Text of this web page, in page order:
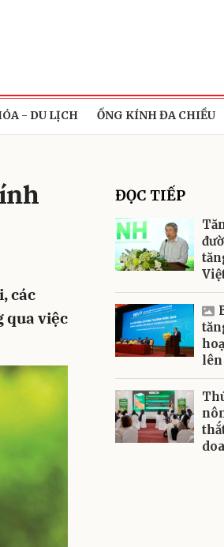
- DU LỊCH ỐNG KÍNH ĐA CHIỀU
các
qua việc
ĐỌC TIẾP
lên
Gửi